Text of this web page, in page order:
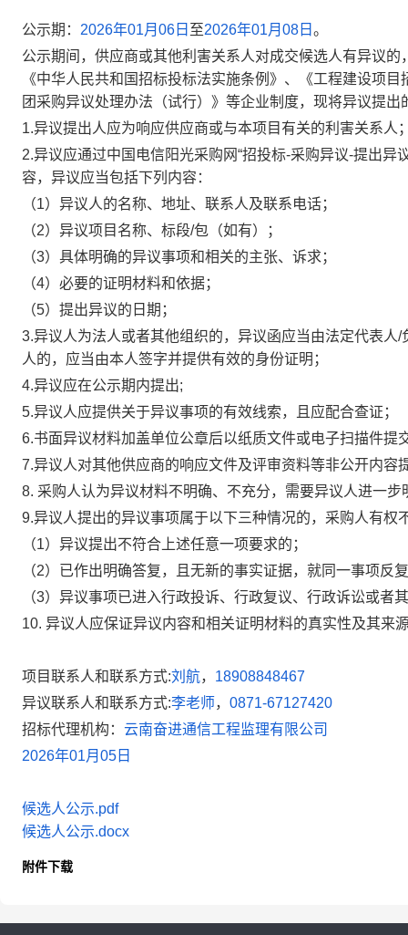
公示期： 2026年01月06日 至2026年01月08日 。
公示期间，供应商或其他利害关系人对成交候选人有异议的
《中华人民共和国招标投标法实施条例》、《工程建设项
团采购异议处理办法（试行）》等企业制度，现将异议提出
1.异议提出人应为响应供应商或与本项目有关的利害关系人
2.异议应通过中国电信阳光采购网“招投标-采购异议-提出
容，异议应当包括下列内容：
（1）异议人的名称、地址、联系人及联系电话；
（2）异议项目名称、标段/包（如有）；
（3）具体明确的异议事项和相关的主张、诉求；
（4）必要的证明材料和依据；
（5）提出异议的日期；
3.异议人为法人或者其他组织的，异议函应当由法定代表
人的，应当由本人签字并提供有效的身份证明；
4.异议应在公示期内提出;
5.异议人应提供关于异议事项的有效线索，且应配合查证；
6.书面异议材料加盖单位公章后以纸质文件或电子扫描件提
7.异议人对其他供应商的响应文件及评审资料等非公开内容
8. 采购人认为异议材料不明确、不充分，需要异议人进一
9.异议人提出的异议事项属于以下三种情况的， 采购人有权
（1）异议提出不符合上述任意一项要求的；
（2）已作出明确答复，且无新的事实证据，就同一事项反
（3）异议事项已进入行政投诉、行政复议、行政诉讼或者
10. 异议人应保证异议内容和相关证明材料的真实性及其来
项目联系人和联系方式:刘航， 18908848467
异议联系人和联系方式:李老师， 0871-67127420
招标代理机构： 云南奋进通信工程监理有限公司
2026年01月05日
候选人公示.pdf
候选人公示.docx
附件下载